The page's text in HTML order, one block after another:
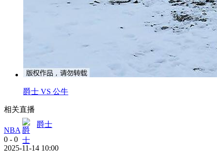
爵士 VS 公牛
相关直播
NBA
爵士
0 - 0
2025-11-14 10:00